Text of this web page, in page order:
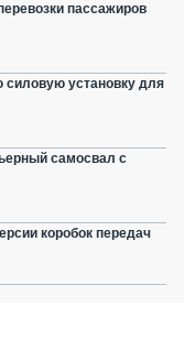
пассажиров
установку для
самосвал с
коробок передач